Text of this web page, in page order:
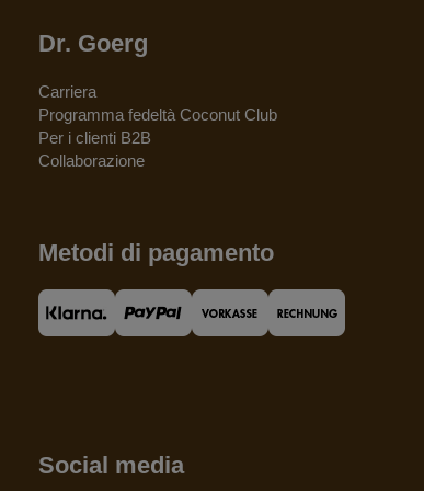
Dr. Goerg
Carriera
Programma fedeltà Coconut Club
Per i clienti B2B
Collaborazione
Metodi di pagamento
Social media